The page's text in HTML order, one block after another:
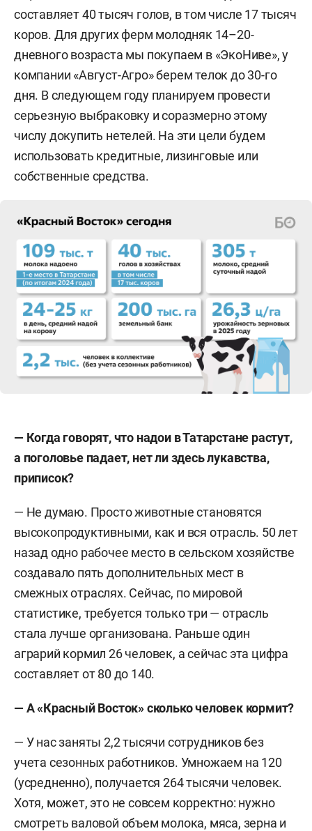
составляет 40 тысяч голов, в том числе 17 тысяч
коров. Для других ферм молодняк 14–20-
дневного возраста мы покупаем в «ЭкоНиве», у
компании «Август-Агро» берем телок до 30-го
дня. В следующем году планируем провести
серьезную выбраковку и соразмерно этому
числу докупить нетелей. На эти цели будем
использовать кредитные, лизинговые или
собственные средства.
— Когда говорят, что надои в Татарстане растут,
а поголовье падает, нет ли здесь лукавства,
приписок?
— Не думаю. Просто животные становятся
высокопродуктивными, как и вся отрасль. 50 лет
назад одно рабочее место в сельском хозяйстве
создавало пять дополнительных мест в
смежных отраслях. Сейчас, по мировой
статистике, требуется только три — отрасль
стала лучше организована. Раньше один
аграрий кормил 26 человек, а сейчас эта цифра
составляет от 80 до 140.
— А «Красный Восток» сколько человек кормит?
— У нас заняты 2,2 тысячи сотрудников без
учета сезонных работников. Умножаем на 120
(усредненно), получается 264 тысячи человек.
Хотя, может, это не совсем корректно: нужно
смотреть валовой объем молока, мяса, зерна и